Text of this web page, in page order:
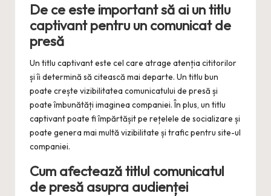
De ce este important să ai un titlu
captivant pentru un comunicat de
presă
Un titlu captivant este cel care atrage atenția cititorilor
și îi determină să citească mai departe. Un titlu bun
poate crește vizibilitatea comunicatului de presă și
poate îmbunătăți imaginea companiei. În plus, un titlu
captivant poate fi împărtășit pe rețelele de socializare și
poate genera mai multă vizibilitate și trafic pentru site-ul
companiei.
Cum afectează titlul comunicatul
de presă asupra audienței